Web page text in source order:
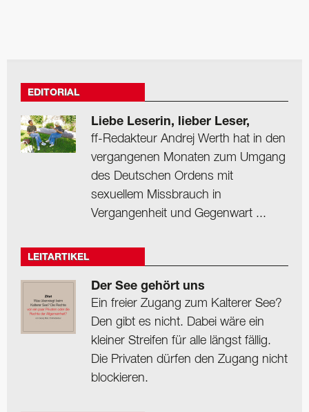
EDITORIAL
Liebe Leserin, lieber Leser,
ff-Redakteur Andrej Werth hat in den
vergangenen Monaten zum Umgang
des Deutschen Ordens mit
sexuellem Missbrauch in
Vergangenheit und Gegenwart ...
LEITARTIKEL
Der See gehört uns
Ein freier Zugang zum Kalterer See?
Den gibt es nicht. Dabei wäre ein
kleiner Streifen für alle längst fällig.
Die Privaten dürfen den Zugang nicht
blockieren.